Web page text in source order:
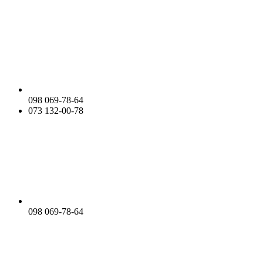
098 069-78-64
073 132-00-78
098 069-78-64